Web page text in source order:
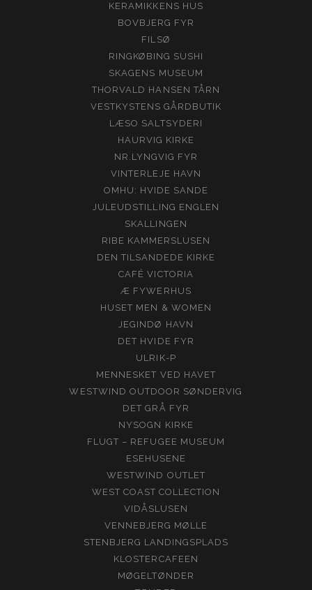
KERAMIKKENS HUS
BOVBJERG FYR
FILSØ
RINGKØBING SUSHI
SKAGENS MUSEUM
THORVALD HANSEN TÅRN
VESTKYSTENS GÅRDBUTIK
LÆSO SALTSYDERI
HAURVIG KIRKE
NR.LYNGVIG FYR
VINTERLEJE HAVN
OMHU: HVIDE SANDE
JULEUDSTILLING ENGLEN
SKALLINGEN
RIBE KAMMERSLUSEN
DEN TILSANDEDE KIRKE
CAFÉ VICTORIA
Æ FYWERHUS
HUSET MEN & WOMEN
JEGINDØ HAVN
DET HVIDE FYR
ULRIK-P
MENNESKET VED HAVET
WESTWIND OUTDOOR SØNDERVIG
DET GRÅ FYR
NYSOGN KIRKE
FLUGT – REFUGEE MUSEUM
ESEHUSENE
WESTWIND OUTLET
WEST COAST COLLECTION
VIDÅSLUSEN
VENNEBJERG MØLLE
STENBJERG LANDINGSPLADS
KLOSTERCAFEEN
MØGELTØNDER